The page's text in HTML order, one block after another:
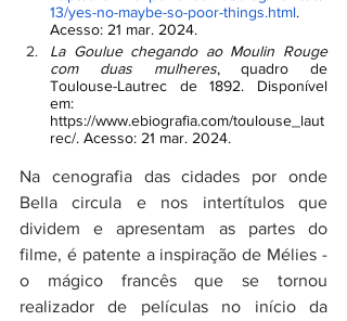
13/yes-no-maybe-so-poor-things.html.
Acesso: 21 mar. 2024.
La Goulue chegando ao Moulin Rouge
com duas mulheres, quadro de
Toulouse-Lautrec de 1892. Disponível
https://www.ebiografia.com/toulouse_laut
rec/. Acesso: 21 mar. 2024.
Na cenografia das cidades por onde
Bella circula e nos intertítulos que
dividem e apresentam as partes do
filme, é patente a inspiração de Mélies -
o mágico francês que se tornou
realizador de películas no início da